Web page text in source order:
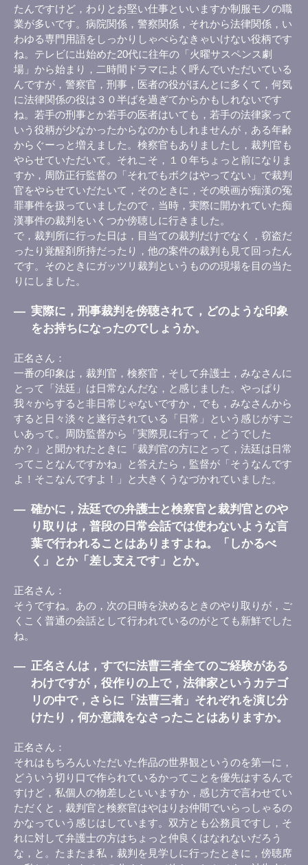
たんですけど，わりとお堅い仕事といいますか制服モノの職
業が多いです。病院関係，警察関係，それから法律関係，い
わゆる専門用語をしっかりしゃべらなきゃいけない役柄です
ね。テレビに出始めた20代に往年の「火曜サスペンス劇
場」から始まり，二時間ドラマによく呼んでいただいている
んですが，警察官，刑事，医者の役がほんとに多くて，何気
に法律関係の役は３０半ばを過ぎてからかもしれないです
ね。若手の刑事とか若手の医者はいても，若手の法律家って
いう役柄が少なかったからなのかもしれませんが，ある年齢
からぐーっと増えました。検察官もありましたし，裁判官も
やらせていただいて。それこそ，１０年ちょっと前になりま
すか，周防正行監督の「それでもボクはやってない」で裁判
官をやらせていだたいて，そのときに，その映画が痴漢の冤
罪事件を扱っていましたので，当時，実際に開かれていた痴
漢事件の裁判をいくつか傍聴しに行きました。
で，裁判所に行った日は，目当ての裁判だけでなく，窃盗だ
ったり覚醒剤所持だったり，他の案件の裁判も見て回ったん
です。そのときにガッツリ裁判というものの現場を目の当た
りにしました。
― 実際に，刑事裁判を傍聴されて，どのような印象
をお持ちになったのでしょうか。
正名さん
一番の印象は，裁判官，検察官，そして弁護士，みなさんに
とって「法廷」は日常なんだな，と感じました。やっぱり
我々からすると非日常じゃないですか，でも，みなさんから
すると日々淡々と遂行されている「日常」という感じがすご
いあって。周防監督から「実際見に行って，どうでした
か？」と聞かれたときに「裁判官の方にとって，法廷は日常
ってことなんですかね」と答えたら，監督が「そうなんです
よ！そこなんですよ！」と大きくうなづかれていました。
― 確かに，法廷での弁護士と検察官と裁判官とのや
り取りは，普段の日常会話では使わないような言
葉で行われることはありますよね。「しかるべ
く」とか「差し支えです」とか。
正名さん
そうですね。あの，次の日時を決めるときのやり取りが，ご
くこく普通の会話として行われているのがとても新鮮でした
ね。
― 正名さんは，すでに法曹三者全てのご経験がある
わけですが，役作りの上で，法律家というカテゴ
リの中で，さらに「法曹三者」それぞれを演じ分
けたり，何か意識をなさったことはありますか。
正名さん
それはもちろんいただいた作品の世界観というのを第一に，
どういう切り口で作られているかってことを優先はするんで
すけど，私個人の物差しといいますか，感じ方で言わせてい
ただくと，裁判官と検察官はやはりお仲間でいらっしゃるの
かなっていう感じはしています。双方とも公務員ですし，そ
れに対して弁護士の方はちょっと仲良くはなれないだろう
な，と。たまたま私，裁判を見学しに行ったときに，傍聴席